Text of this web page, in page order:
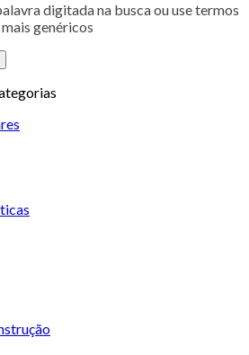
digitada na busca ou use termos
mais genéricos